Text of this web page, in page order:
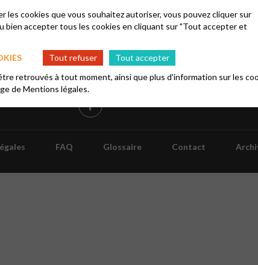
FAQ Glossaire Contact
les cookies que vous souhaitez autoriser, vous pouvez cliquer sur
bien accepter tous les cookies en cliquant sur "Tout accepter et
Tout refuser
Tout accepter
retrouvés à tout moment, ainsi que plus d'information sur les
deMentions légales.